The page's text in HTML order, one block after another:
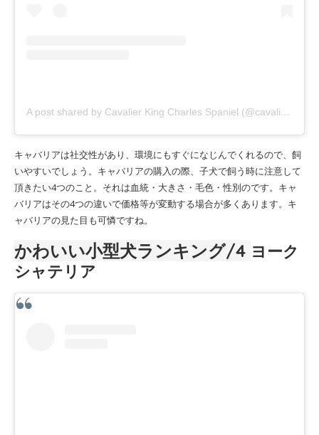
A post shared by Cavalier King Charles Spaniel (@cavaliercommunity)
キャバリアは社交性があり、環境にもすぐになじんでくれるので、飼
いやすいでしょう。キャバリアの購入の際、子犬で飼う時に注意して
頂きたい4つのこと。それは血統・大きさ・毛色・性別のです。キャ
バリアはその4つの違いで価格等が変動する場合が多くあります。キ
ャバリアの見た目も可憐ですね。
かわいい小型犬ランキング/4 ヨーク
シャテリア